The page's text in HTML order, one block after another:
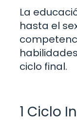
La
hasta el
ciclo final.
1 Ciclo